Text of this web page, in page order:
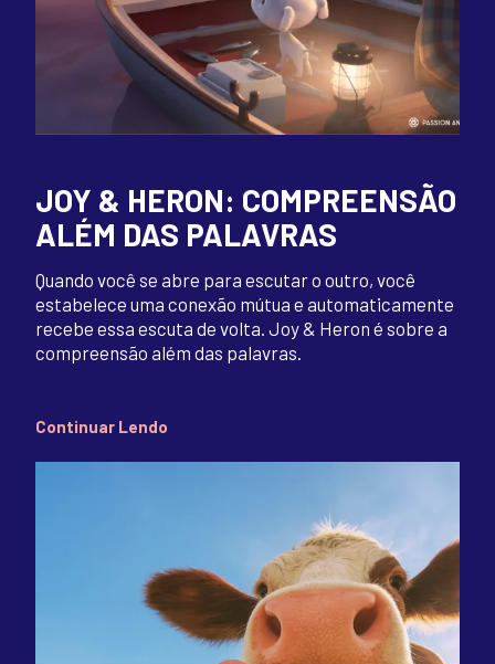
JOY & HERON: COMPREENSÃO
ALÉM DAS PALAVRAS
Quando você se abre para escutar o outro, você
estabelece uma conexão mútua e automaticamente
recebe essa escuta de volta. Joy & Heron é sobre a
compreensão além das palavras.
Continuar Lendo